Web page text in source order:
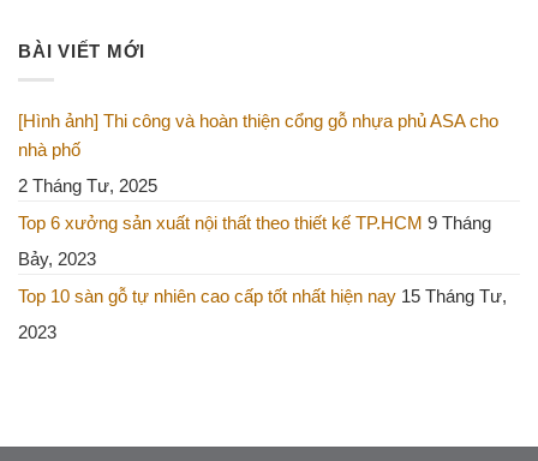
BÀI VIẾT MỚI
[Hình ảnh] Thi công và hoàn thiện cổng gỗ nhựa phủ ASA cho
nhà phố
2 Tháng Tư, 2025
Top 6 xưởng sản xuất nội thất theo thiết kế TP.HCM 9 Tháng
Bảy, 2023
Top 10 sàn gỗ tự nhiên cao cấp tốt nhất hiện nay 15 Tháng Tư,
2023